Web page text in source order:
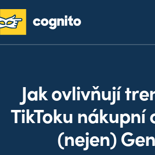
Jak ovlivňují
TikToku nákupní
(nejen)